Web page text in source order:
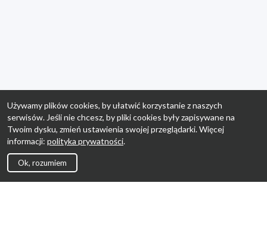
Używamy plików cookies, by ułatwić korzystanie z naszych
serwisów. Jeśli nie chcesz, by pliki cookies były zapisywane na
Twoim dysku, zmień ustawienia swojej przeglądarki. Więcej
informacji: polityka prywatności.
Ok, rozumiem